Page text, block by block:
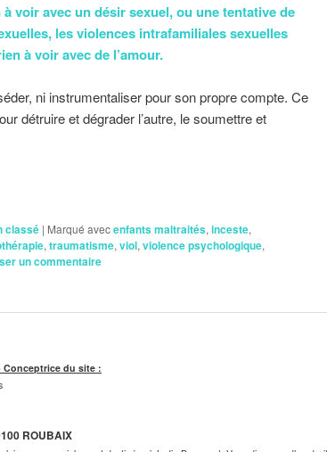
voir avec un désir sexuel, ou une tentative de
les violences intrafamiliales sexuelles
à voir avec de l’amour.
ni instrumentaliser pour son propre compte. Ce
détruire et dégrader l’autre, le soumettre et
classé | Marqué avecenfants maltraités, inceste,
, traumatisme, viol, violence psychologique,
un commentaire
du site :
ROUBAIX